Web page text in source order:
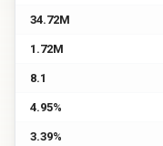
34.72M
1.72M
8.1
4.95%
3.39%